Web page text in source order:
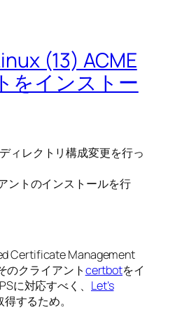
(13) ACME
をインストー
ィレクトリ構成変更を行っ
ントのインストールを行
Certificate Management
のクライアントcertbotをイ
に対応すべく、 Let’s
するため。